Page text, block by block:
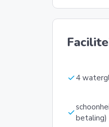
check4
checkbetaling)